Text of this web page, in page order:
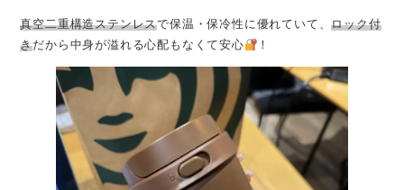
真空二重構造ステンレスで保温・保冷性に優れていて、ロック付
きだから中身が溢れる心配もなくて安心 ！